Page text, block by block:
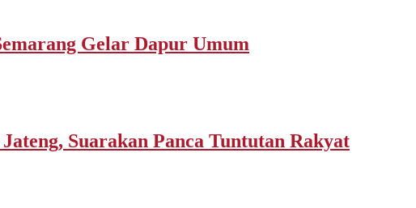
Gelar Dapur Umum
Suarakan Panca Tuntutan Rakyat